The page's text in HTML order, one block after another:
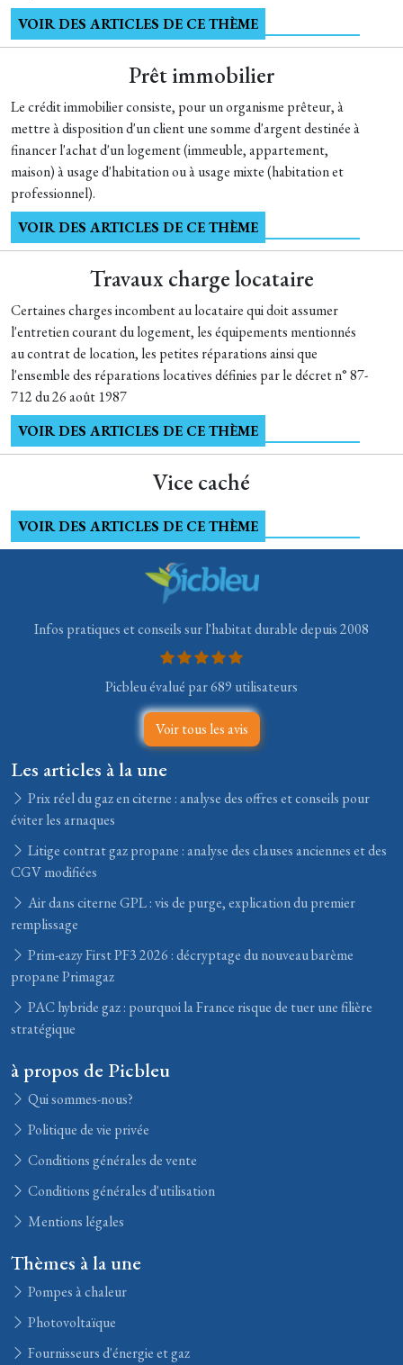
VOIR DES ARTICLES DE CE THÈME
Prêt immobilier
Le crédit immobilier consiste, pour un organisme prêteur, à
mettre à disposition d'un client une somme d'argent destinée à
financer l'achat d'un logement (immeuble, appartement,
maison) à usage d'habitation ou à usage mixte (habitation et
professionnel).
VOIR DES ARTICLES DE CE THÈME
Travaux charge locataire
Certaines charges incombent au locataire qui doit assumer
l'entretien courant du logement, les équipements mentionnés
au contrat de location, les petites réparations ainsi que
l'ensemble des réparations locatives définies par le décret n° 87-
712 du 26 août 1987
VOIR DES ARTICLES DE CE THÈME
Vice caché
VOIR DES ARTICLES DE CE THÈME
Infos pratiques et conseils sur l'habitat durable depuis 2008
Picbleu évalué par 689 utilisateurs
Voir tous les avis
Les articles à la une
Prix réel du gaz en citerne : analyse des offres et conseils pour
éviter les arnaques
Litige contrat gaz propane : analyse des clauses anciennes et des
CGV modifiées
Air dans citerne GPL : vis de purge, explication du premier
remplissage
Prim-eazy First PF3 2026 : décryptage du nouveau barème
propane Primagaz
PAC hybride gaz : pourquoi la France risque de tuer une filière
stratégique
à propos de Picbleu
Qui sommes-nous?
Politique de vie privée
Conditions générales de vente
Conditions générales d'utilisation
Mentions légales
Thèmes à la une
Pompes à chaleur
Photovoltaïque
Fournisseurs d'énergie et gaz